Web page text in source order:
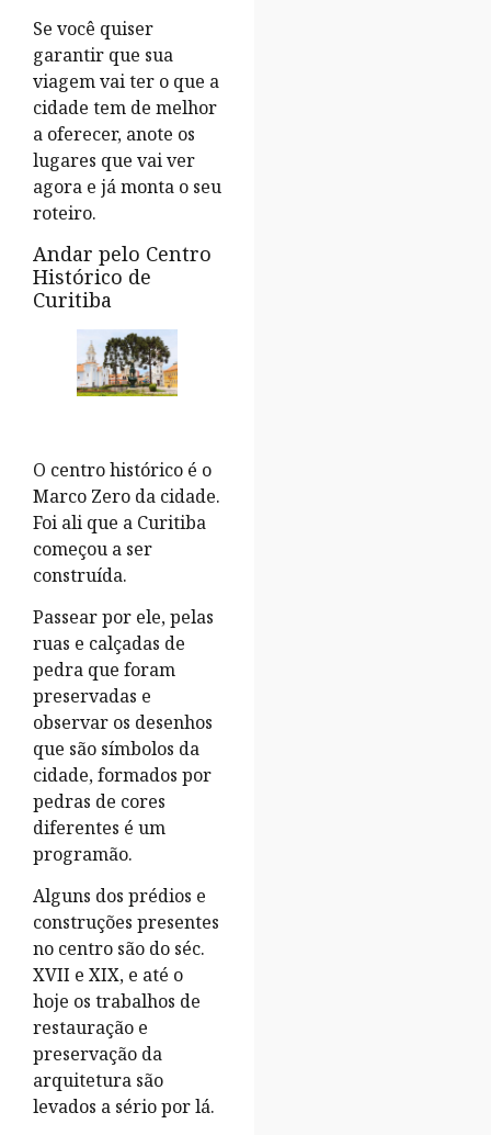
Se você quiser
garantir que sua
viagem vai ter o que a
cidade tem de melhor
a oferecer, anote os
lugares que vai ver
agora e já monta o seu
roteiro.
Andar pelo Centro
Histórico de
Curitiba
O centro histórico é o
Marco Zero da cidade.
Foi ali que a Curitiba
começou a ser
construída.
Passear por ele, pelas
ruas e calçadas de
pedra que foram
preservadas e
observar os desenhos
que são símbolos da
cidade, formados por
pedras de cores
diferentes é um
programão.
Alguns dos prédios e
construções presentes
no centro são do séc.
XVII e XIX, e até o
hoje os trabalhos de
restauração e
preservação da
arquitetura são
levados a sério por lá.